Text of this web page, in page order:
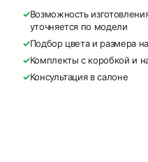
✓Возможность
уточняется по модели
✓Подбор цвета и размера
✓Комплекты с коробкой и
✓Консультация в салоне